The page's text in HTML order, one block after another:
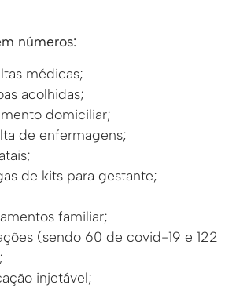
números:
médicas;
acolhidas;
domiciliar;
de enfermagens;
de kits para gestante;
familiar;
(sendo 60 de covid-19 e 122
injetável;